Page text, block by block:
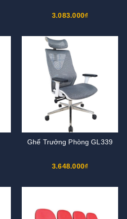
3.083.000₫
Ghế Trưởng Phòng GL339
3.648.000₫